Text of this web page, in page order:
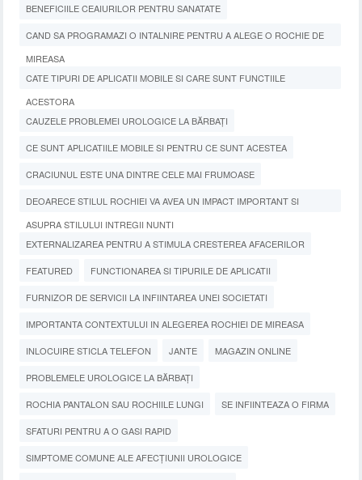
BENEFICIILE CEAIURILOR PENTRU SANATATE
CAND SA PROGRAMAZI O INTALNIRE PENTRU A ALEGE O ROCHIE DE
MIREASA
CATE TIPURI DE APLICATII MOBILE SI CARE SUNT FUNCTIILE
ACESTORA
CAUZELE PROBLEMEI UROLOGICE LA BĂRBAȚI
CE SUNT APLICATIILE MOBILE SI PENTRU CE SUNT ACESTEA
CRACIUNUL ESTE UNA DINTRE CELE MAI FRUMOASE
DEOARECE STILUL ROCHIEI VA AVEA UN IMPACT IMPORTANT SI
ASUPRA STILULUI INTREGII NUNTI
EXTERNALIZAREA PENTRU A STIMULA CRESTEREA AFACERILOR
FEATURED FUNCTIONAREA SI TIPURILE DE APLICATII
FURNIZOR DE SERVICII LA INFIINTAREA UNEI SOCIETATI
IMPORTANTA CONTEXTULUI IN ALEGEREA ROCHIEI DE MIREASA
INLOCUIRE STICLA TELEFON JANTE MAGAZIN ONLINE
PROBLEMELE UROLOGICE LA BĂRBAȚI
ROCHIA PANTALON SAU ROCHIILE LUNGI SE INFIINTEAZA O FIRMA
SFATURI PENTRU A O GASI RAPID
SIMPTOME COMUNE ALE AFECȚIUNII UROLOGICE